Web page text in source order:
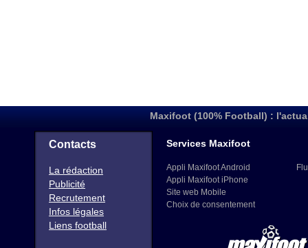
Maxifoot (100% Football) :
Contacts
La rédaction
Publicité
Recrutement
Infos légales
Liens football
Services Maxifoot
Appli Maxifoot Android
Appli Maxifoot iPhone
Site web Mobile
Choix de consentement